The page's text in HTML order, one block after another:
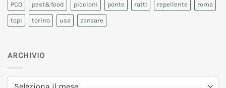
PCO pest&food piccioni ponte ratti repellente roma
topi torino usa zanzare
ARCHIVIO
Archivio